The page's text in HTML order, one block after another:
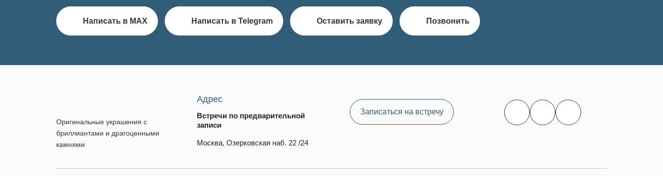
Написать в MAX Написать в Telegram Оставить заявку Позвонить
Оригинальные украшения с
бриллиантами и драгоценными
камнями
Адрес
Встречи по предварительной
записи
Москва, Озерковская наб. 22 /24
Записаться на встречу